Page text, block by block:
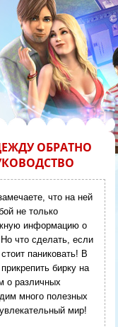
ОБРАТНО
что на ней
не только
информацию о
что сделать, если
паниковать! В
бирку на
о различных
много полезных
мир!